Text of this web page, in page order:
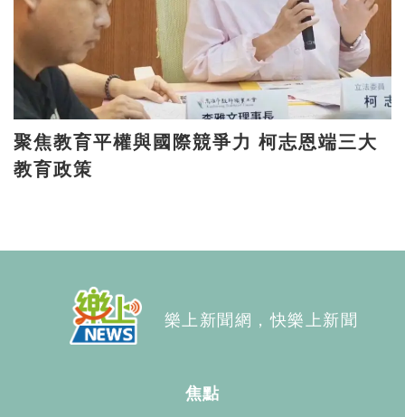
聚焦教育平權與國際競爭力 柯志恩端三大
教育政策
樂上新聞網，快樂上新聞
焦點